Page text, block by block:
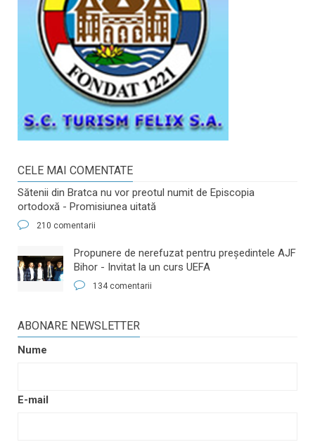
CELE MAI COMENTATE
Sătenii din Bratca nu vor preotul numit de Episcopia
ortodoxă - Promisiunea uitată
210 comentarii
​Propunere de nerefuzat pentru preşedintele AJF
Bihor - Invitat la un curs UEFA
134 comentarii
ABONARE NEWSLETTER
Nume
E-mail